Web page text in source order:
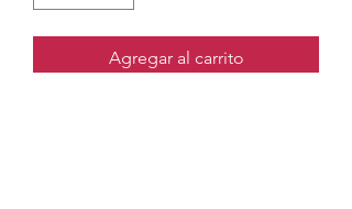
Agregar al carrito